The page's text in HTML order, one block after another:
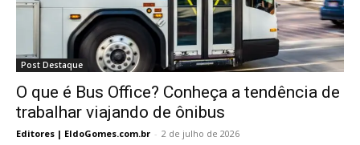
Post Destaque
O que é Bus Office? Conheça a tendência de
trabalhar viajando de ônibus
Editores | EldoGomes.com.br - 2 de julho de 2026